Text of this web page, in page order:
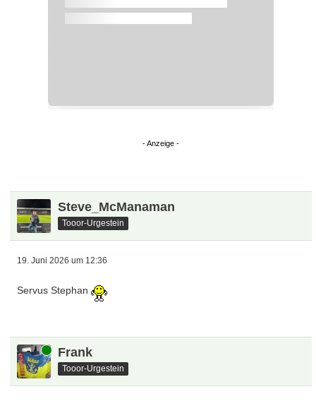
Steve_McManaman
Tooor-Urgestein
19. Juni 2026 um 12:36
Servus Stephan
Online Frank
Tooor-Urgestein